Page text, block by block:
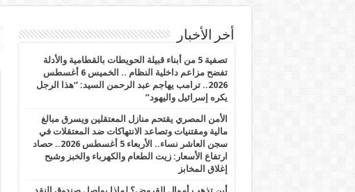
أخر الأخبار
تصفية 5 من أبناء قبيلة الحويطات بالقطامية والأدلة
تفضح مزاعم داخلية النظام .. الخميس 6 أغسطس
2026.. ترامب يهاجم عبد الرحمن السيد: “هذا الرجل
يكره إسرائيل واليهود”
الأمن المصري يقتحم منازل المعتقلين ويسرق مبالغ
مالية ومقتنيات وتصاعد الانتهاكات ضد المعتقلات في
سجن العاشر نساء.. الأربعاء 5 أغسطس 2026.. حصاد
ارتفاع الأسعار: زيت الطعام والكهرباء والخبز وشبح
إغلاق المخابز